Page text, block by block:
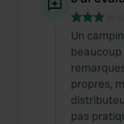
Un
propres,
pas